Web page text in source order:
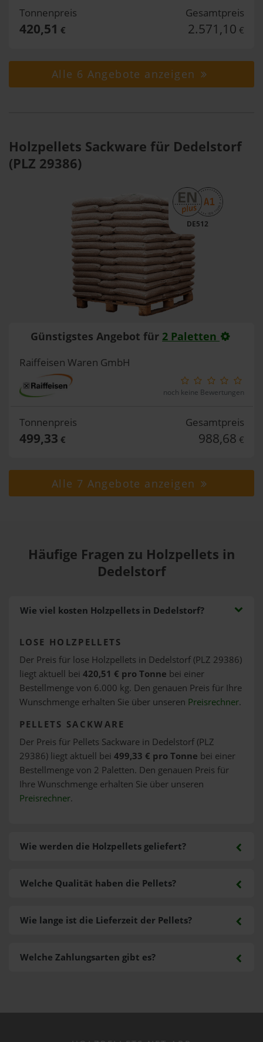
Tonnenpreis
420,51 €
Gesamtpreis
2.571,10 €
Alle 6 Angebote anzeigen
Holzpellets Sackware für Dedelstorf
(PLZ 29386)
DE512
Günstigstes Angebot für 2 Paletten
Raiffeisen Waren GmbH
noch keine Bewertungen
Tonnenpreis
499,33 €
Gesamtpreis
988,68 €
Alle 7 Angebote anzeigen
Häufige Fragen zu Holzpellets in
Dedelstorf
Wie viel kosten Holzpellets in Dedelstorf?
LOSE HOLZPELLETS
Der Preis für lose Holzpellets in Dedelstorf (PLZ 29386)
liegt aktuell bei 420,51 € pro Tonne bei einer
Bestellmenge von 6.000 kg. Den genauen Preis für Ihre
Wunschmenge erhalten Sie über unseren Preisrechner.
PELLETS SACKWARE
Der Preis für Pellets Sackware in Dedelstorf (PLZ
29386) liegt aktuell bei 499,33 € pro Tonne bei einer
Bestellmenge von 2 Paletten. Den genauen Preis für
Ihre Wunschmenge erhalten Sie über unseren
Preisrechner.
Wie werden die Holzpellets geliefert?
Welche Zahlungsarten gibt es?
Welche Qualität haben die Pellets?
Wie lange ist die Lieferzeit der Pellets?